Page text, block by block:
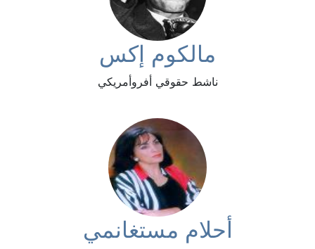
مالكوم إكس
ناشط حقوقي أفروأمريكي
أحلام مستغانمي